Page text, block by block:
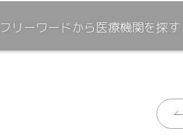
フリーワードから医療機関を探す